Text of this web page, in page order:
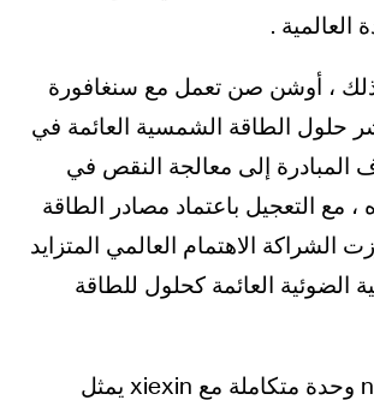
العالمية .
ذلك ، أوشن صن تعمل مع سنغافورة
حلول الطاقة الشمسية العائمة في
المبادرة إلى معالجة النقص في
، مع التعجيل باعتماد مصادر الطاقة
الشراكة الاهتمام العالمي المتزايد
الضوئية العائمة كحلول للطاقة
إن nt10 / 60gt وحدة متكاملة مع xiexin يمثل